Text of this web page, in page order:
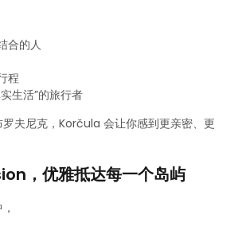
合的人
程
生活”的旅行者
夫尼克，Korčula 会让你感到更亲密、更
，优雅抵达每一个岛屿